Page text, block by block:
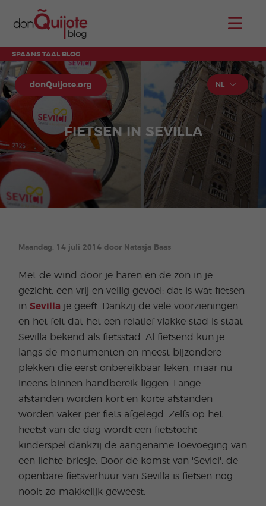
SPAANS TAAL BLOG
donQuijote.org NL
FIETSEN IN SEVILLA
Maandag, 14 juli 2014 door Natasja Baas
Met de wind door je haren en de zon in je
gezicht, een vrij en veilig gevoel: dat is wat fietsen
inSevilla je geeft. Dankzij de vele voorzieningen
en het feit dat het een relatief vlakke stad is staat
Sevilla bekend als fietsstad. Al fietsend kun je
langs de monumenten en meest bijzondere
plekken die eerst onbereikbaar leken, maar nu
ineens binnen handbereik liggen. Lange
afstanden worden kort en korte afstanden
worden vaker per fiets afgelegd. Zelfs op het
heetst van de dag wordt een fietstocht
kinderspel dankzij de aangename toevoeging van
een lichte briesje. Door de komst van 'Sevici', de
openbare fietsverhuur van Sevilla is fietsen nog
nooit zo makkelijk geweest.